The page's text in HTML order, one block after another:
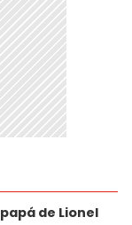
de Lionel